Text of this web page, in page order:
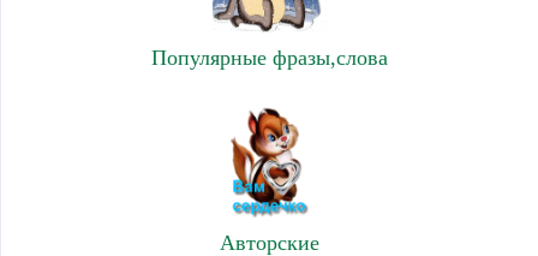
Популярные фразы,слова
Авторские